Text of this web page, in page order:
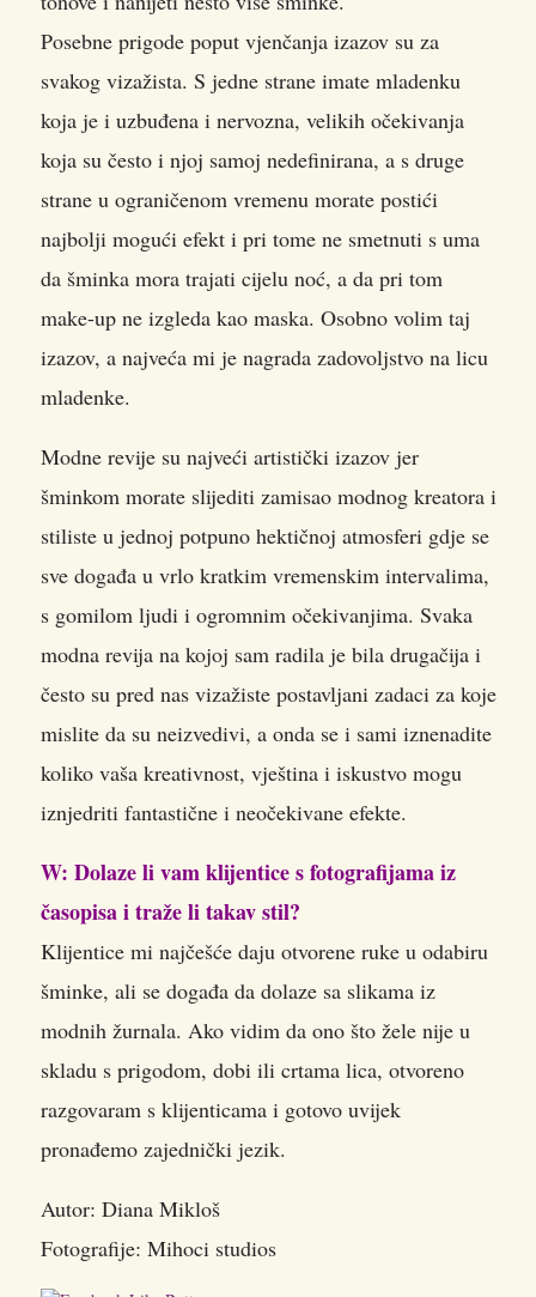
Posebne prigode poput vjenčanja izazov su za
svakog vizažista. S jedne strane imate mladenku
koja je i uzbuđena i nervozna, velikih očekivanja
koja su često i njoj samoj nedefinirana, a s druge
strane u ograničenom vremenu morate postići
najbolji mogući efekt i pri tome ne smetnuti s uma
da šminka mora trajati cijelu noć, a da pri tom
make-up ne izgleda kao maska. Osobno volim taj
izazov, a najveća mi je nagrada zadovoljstvo na licu
mladenke.
Modne revije su najveći artistički izazov jer
šminkom morate slijediti zamisao modnog kreatora i
stiliste u jednoj potpuno hektičnoj atmosferi gdje se
sve događa u vrlo kratkim vremenskim intervalima,
s gomilom ljudi i ogromnim očekivanjima. Svaka
modna revija na kojoj sam radila je bila drugačija i
često su pred nas vizažiste postavljani zadaci za koje
mislite da su neizvedivi, a onda se i sami iznenadite
koliko vaša kreativnost, vještina i iskustvo mogu
iznjedriti fantastične i neočekivane efekte.
W: Dolaze li vam klijentice s fotografijama iz
časopisa i traže li takav stil?
Klijentice mi najčešće daju otvorene ruke u odabiru
šminke, ali se događa da dolaze sa slikama iz
modnih žurnala. Ako vidim da ono što žele nije u
skladu s prigodom, dobi ili crtama lica, otvoreno
razgovaram s klijenticama i gotovo uvijek
pronađemo zajednički jezik.
Autor: Diana Mikloš
Fotografije: Mihoci studios